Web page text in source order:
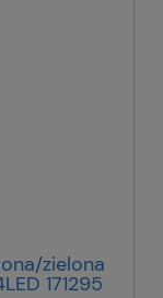
zielona
171295